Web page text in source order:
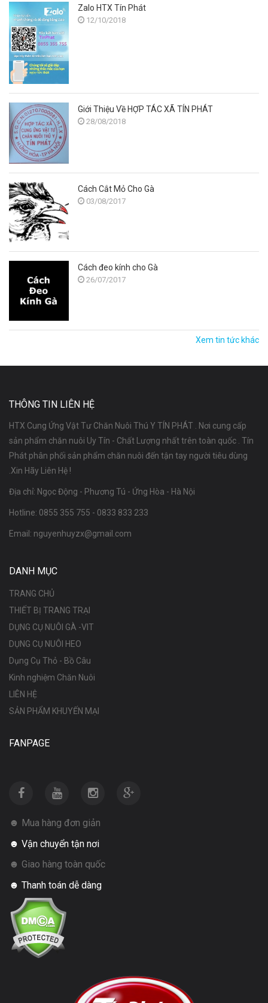
Zalo HTX Tín Phát
12/10/2018
Giới Thiệu Về HỢP TÁC XÃ TÍN PHÁT
28/08/2018
Cách Cắt Mỏ Cho Gà
03/08/2017
Cách đeo kính cho Gà
26/07/2017
Xem tin tức khác
THÔNG TIN LIÊN HỆ
HTX Cung Ứng Vật Tư Chăn Nuôi Thú Y TÍN PHÁT . Nơi cung cấp
sản phẩm chăn nuôi Uy Tín - Chất Lượng nhất trên toàn quốc . Tín
Phát phân phối sản phẩm chăn nuôi đến tận tay người tiêu dùng
.Xin Hãy Liên Hệ !
Địa chỉ: Ngọc Động - Phương Tú - Ứng Hòa - Hà Nội
Hotline: 0855 355 755 - 0833 833 233
Email: nguyenhuyzx@gmail.com
DANH MỤC
TRANG CHỦ
THIẾT BỊ TRANG TRẠI
DỤNG CỤ NUÔI GÀ -VIT
DỤNG CỤ NUÔI HEO
Dụng Cụ Thỏ - Bồ Câu
Kinh nghiệm Chăn Nuôi
LIÊN HỆ
SẢN PHẨM KHUYẾN MẠI
FANPAGE
☻ Mua hàng đơn giản
☻ Vận chuyển tận nơi
☻ Giao hàng toàn quốc
☻ Thanh toán dễ dàng